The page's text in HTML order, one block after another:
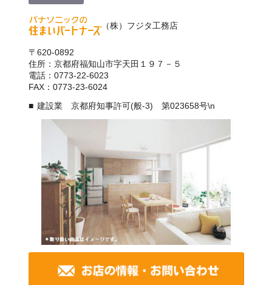
（株）フジタ工務店
〒620-0892
住所：京都府福知山市字天田１９７－５
電話：0773-22-6023
FAX：0773-23-6024
建設業 京都府知事許可(般-3) 第023658号\n